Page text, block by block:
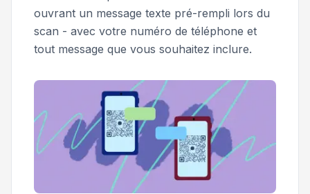
ouvrant un message texte pré-rempli lors du
scan - avec votre numéro de téléphone et
tout message que vous souhaitez inclure.